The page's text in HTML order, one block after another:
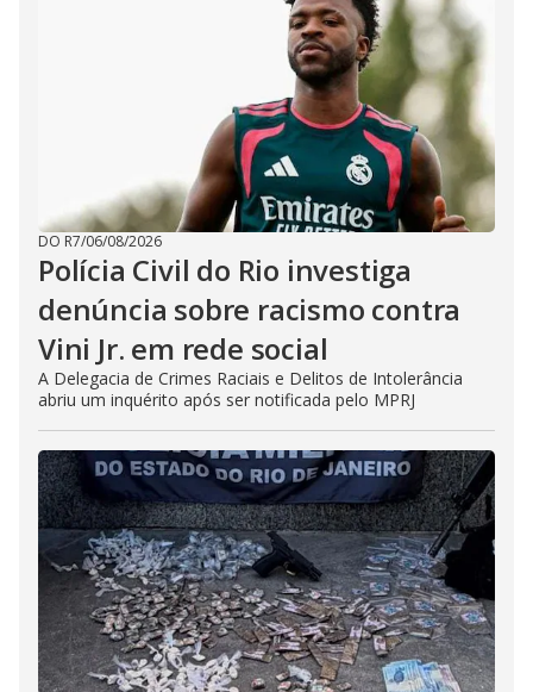
DO R7/06/08/2026
Polícia Civil do Rio investiga
denúncia sobre racismo contra
Vini Jr. em rede social
A Delegacia de Crimes Raciais e Delitos de Intolerância
abriu um inquérito após ser notificada pelo MPRJ